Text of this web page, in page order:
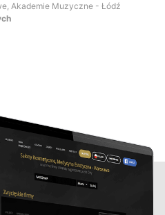
Akademie Muzyczne - Łódź